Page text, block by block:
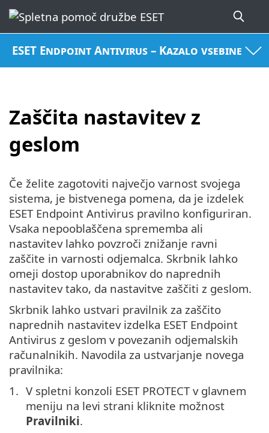
ESET Endpoint Antivirus – Kazalo vsebine
Zaščita nastavitev z
geslom
Če želite zagotoviti največjo varnost svojega
sistema, je bistvenega pomena, da je izdelek
ESET Endpoint Antivirus pravilno konfiguriran.
Vsaka nepooblaščena sprememba ali
nastavitev lahko povzroči znižanje ravni
zaščite in varnosti odjemalca. Skrbnik lahko
omeji dostop uporabnikov do naprednih
nastavitev tako, da nastavitve zaščiti z geslom.
Skrbnik lahko ustvari pravilnik za zaščito
naprednih nastavitev izdelka ESET Endpoint
Antivirus z geslom v povezanih odjemalskih
računalnikih. Navodila za ustvarjanje novega
pravilnika:
V spletni konzoli ESET PROTECT v glavnem
meniju na levi strani kliknite možnost
Pravilniki.